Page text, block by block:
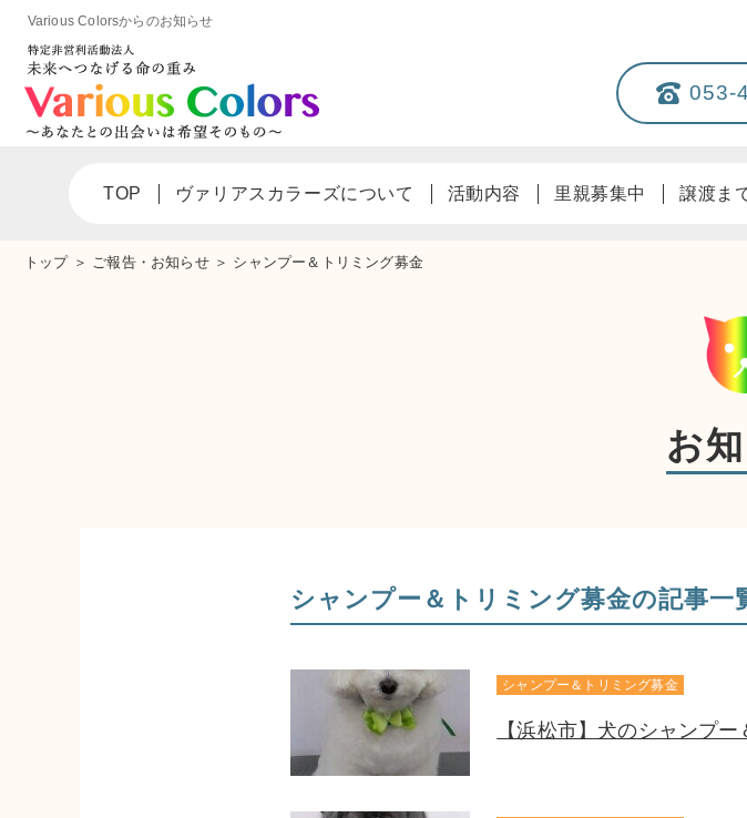
Various Colorsからのお知らせ
053-
TOP ヴァリアスカラーズについて 活動内容 里親募集中 譲渡ま
トップ ＞ ご報告・お知らせ ＞ シャンプー＆トリミング募金
お
シャンプー＆トリミング募金の記事一
シャンプー＆トリミング募金
【浜松市】犬のシャンプ